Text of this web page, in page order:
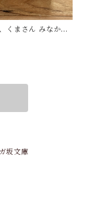
くまさん みなかっ
ィア・ニコルズ
よこ(訳)
坂文庫